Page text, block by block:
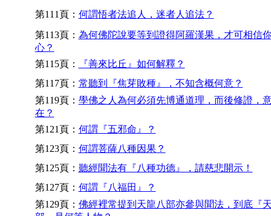
第111頁： 何謂悟者法追人，迷者人追法？
第113頁： 為何佛陀說要等到證得阿羅漢果，才可相信
心？
第115頁：
『善來比丘』如何解釋？
第117頁： 常聽到『焦芽敗種』，不知含概何意？
第119頁： 學佛之人為何必須先博通道理，而後修證，
在？
第121頁： 何謂『五邪命』？
第123頁： 何謂菩薩八種因果？
第125頁： 聽經聞法有『八種功德』，請慈悲開示！
第127頁： 何謂『八福田』？
第129頁： 佛經裡常提到天龍八部亦參與聞法，到底『